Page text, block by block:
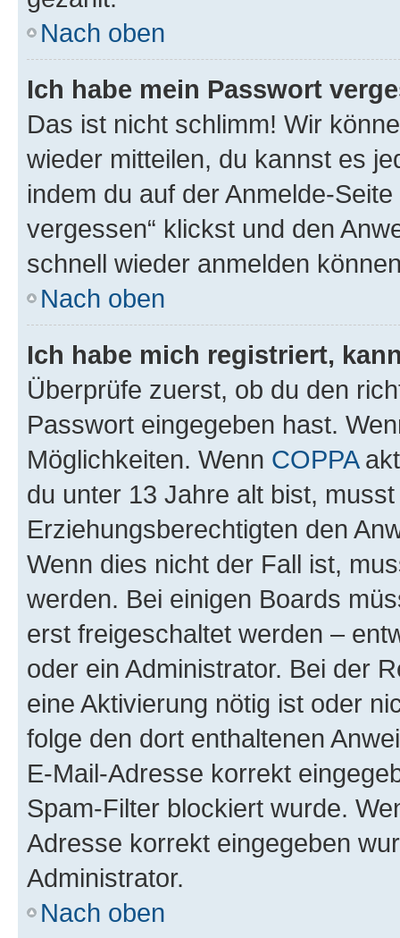
Nach oben
Ich habe mein Passwort
Das ist nicht schlimm! Wir
wieder mitteilen, du kannst es
indem du auf der Anmelde-
vergessen“ klickst und den
schnell wieder anmelden
Nach oben
Ich habe mich registriert,
Überprüfe zuerst, ob du den
Passwort eingegeben hast.
Möglichkeiten. Wenn COPPA
du unter 13 Jahre alt bist,
Erziehungsberechtigten den
Wenn dies nicht der Fall ist,
werden. Bei einigen Boards
erst freigeschaltet werden –
oder ein Administrator. Bei der
eine Aktivierung nötig ist oder
folge den dort enthaltenen
E-Mail-Adresse korrekt
Spam-Filter blockiert wurde.
Adresse korrekt eingegeben
Administrator.
Nach oben